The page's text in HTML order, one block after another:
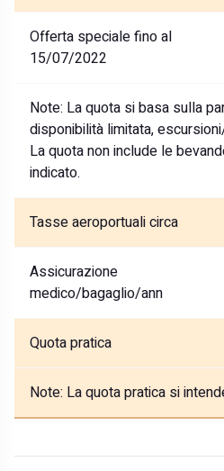
Offerta speciale fino al
15/07/2022
Note: La quota si basa sulla
disponibilità limitata,
La quota non include le
indicato.
Tasse aeroportuali circa
Assicurazione
medico/bagaglio/ann
Quota pratica
Note: La quota pratica si